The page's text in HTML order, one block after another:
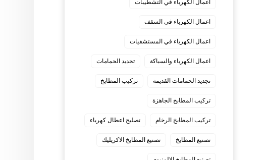
اعمال الكهرباء في التشطيبات
اعمال الكهرباء في السقف
اعمال الكهرباء في المستشفيات
اعمال الكهرباء والسباكة تجديد الحمامات
تجديد الحمامات القديمة تركيب المطابخ
تركيب المطابخ الجاهزة
تركيب المطابخ الرخام تصليح اعطال كهرباء
تصنيع المطابخ تصنيع المطابخ الاكريليك